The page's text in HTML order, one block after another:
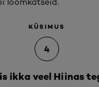
KÜSIMUS
4
ikka veel Hiinas